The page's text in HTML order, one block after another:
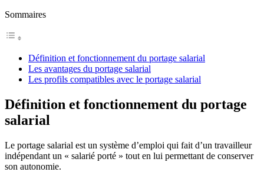
Sommaires
Définition et fonctionnement du portage salarial
Les avantages du portage salarial
Les profils compatibles avec le portage salarial
Définition et fonctionnement du portage
salarial
Le portage salarial est un système d’emploi qui fait d’un travailleur
indépendant un « salarié porté » tout en lui permettant de conserver
son autonomie.